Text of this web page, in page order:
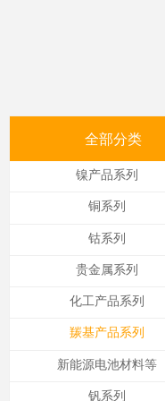
全部分类
镍产品系列
铜系列
钴系列
贵金属系列
化工产品系列
羰基产品系列
新能源电池材料等
钒系列